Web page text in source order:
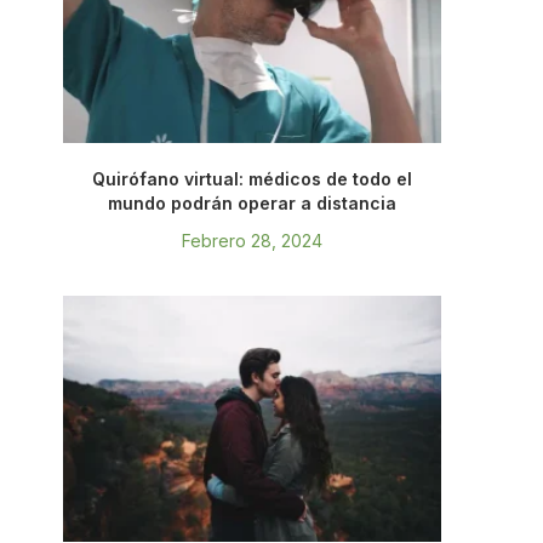
Quirófano virtual: médicos de todo el
mundo podrán operar a distancia
Febrero 28, 2024